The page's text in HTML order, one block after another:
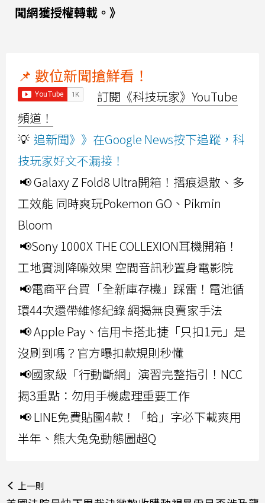
聞網獲授權轉載。》
📌 數位新聞搶鮮看！
訂閱《科技玩家》YouTube
頻道！
💡 追新聞》》在Google News按下追蹤，科
技玩家好文不漏接！
📢 Galaxy Z Fold8 Ultra開箱！摺痕退散、多
工效能 同時爽玩Pokemon GO、Pikmin
Bloom
📢Sony 1000X THE COLLEXION耳機開箱！
工地實測降噪效果 空間音訊秒置身電影院
📢電商平台買「全新庫存機」踩雷！電池循
環44次還帶維修紀錄 網揭無良賣家手法
📢 Apple Pay、信用卡搭北捷「只扣1元」是
沒刷到嗎？官方曝扣款規則秒懂
📢國家級「行動斷網」演習完整指引！NCC
揭3重點：勿用手機處理重要工作
📢 LINE免費貼圖4款！「蛤」字必下載爽用
半年、熊大兔兔動態圖超Q
上一則